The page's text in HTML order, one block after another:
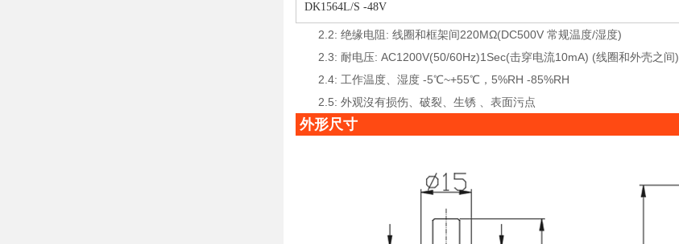
DK1564L/S -48V
2.2: 绝缘电阻: 线圈和框架间220MΩ(DC500V 常规温度/湿度)
2.3: 耐电压: AC1200V(50/60Hz)1Sec(击穿电流10mA) (线圈和外壳之间)
2.4: 工作温度、湿度 -5℃~+55℃，5%RH -85%RH
2.5: 外观沒有损伤、破裂、生锈 、表面污点
外形尺寸